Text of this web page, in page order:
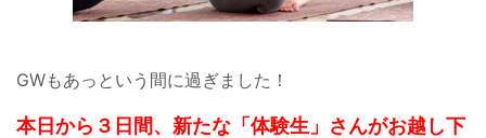
GWもあっという間に過ぎました！
本日から３日間、新たな「体験生」さんがお越し下